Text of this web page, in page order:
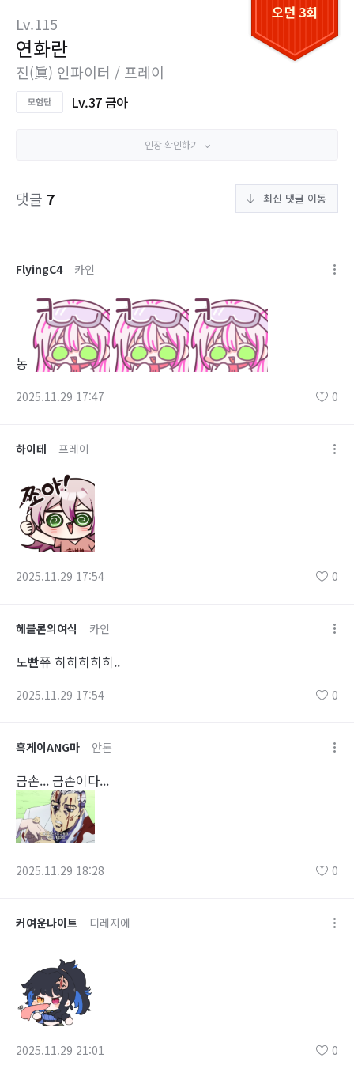
오던 3회
Lv.115
연화란
진(眞) 인파이터 / 프레이
Lv.37 금아
인장 확인하기
댓글 7 최신 댓글 이동
FlyingC4 카인
농
2025.11.29 17:47 0
하이테 프레이
2025.11.29 17:54 0
헤블론의여식 카인
노빤쮸 히히히히히..
2025.11.29 17:54 0
흑게이ANG마 안톤
금손... 금손이다...
2025.11.29 18:28 0
커여운나이트 디레지에
2025.11.29 21:01 0